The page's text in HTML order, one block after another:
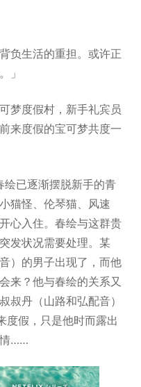
负生活的重担。或许正
」
梦度假村，新手礼宾员
来度假的宝可梦共度一
已逐渐摆脱新手的青
猫怪、伦琴猫、风速
心入住。春绘与这群贵
发状况需要处理。某
）的男子出现了，而他
来？他与春绘的关系又
叔丹（山路和弘配音）
度假，只是他时而露出
情……